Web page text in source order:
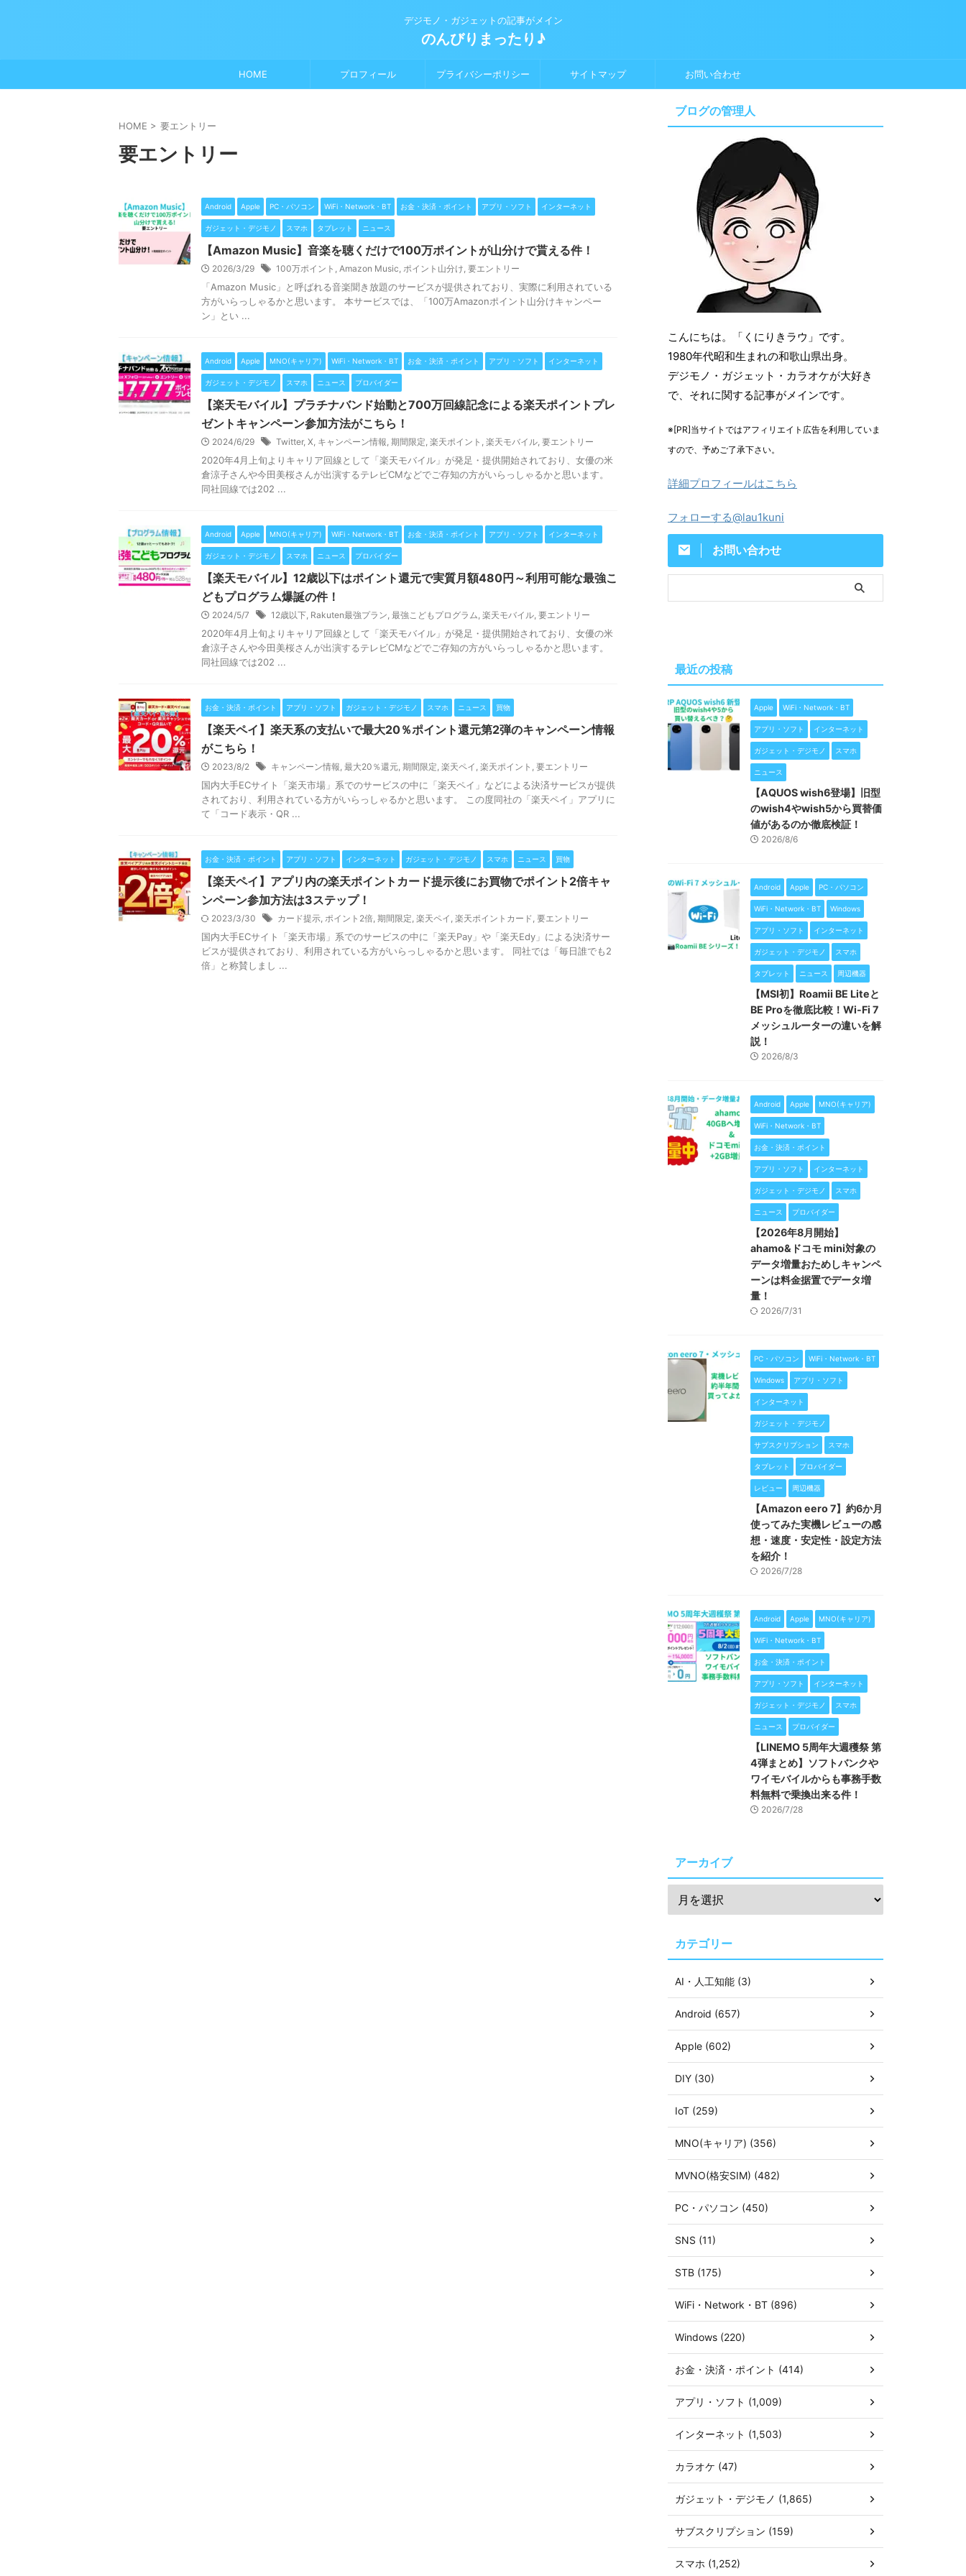
デジモノ・ガジェットの記事がメイン
のんびりまったり♪
HOME プロフィール プライバシーポリシー サイトマップ お問い合わせ
HOME > 要エントリー
要エントリー
Android Apple PC・パソコン WiFi・Network・BT お金・決済・ポイント アプリ・ソフト インターネット
ガジェット・デジモノ スマホ タブレット ニュース
【Amazon Music】音楽を聴くだけで100万ポイントが山分けで貰える件！
2026/3/29 100万ポイント , Amazon Music, ポイント山分け, 要エントリー
「Amazon Music」と呼ばれる音楽聞き放題のサービスが提供されており、実際に利用されている
方がいらっしゃるかと思います。 本サービスでは、「100万Amazonポイント山分けキャンペー
ン」とい ...
Android Apple MNO(キャリア) WiFi・Network・BT お金・決済・ポイント アプリ・ソフト インターネット
ガジェット・デジモノ スマホ ニュース プロバイダー
【楽天モバイル】プラチナバンド始動と700万回線記念による楽天ポイントプレ
ゼントキャンペーン参加方法がこちら！
2024/6/29 Twitter, X, キャンペーン情報, 期間限定, 楽天ポイント , 楽天モバイル, 要エントリー
2020年4月上旬よりキャリア回線として「楽天モバイル」が発足・提供開始されており、女優の米
倉涼子さんや今田美桜さんが出演するテレビCMなどでご存知の方がいらっしゃるかと思います。
同社回線では202 ...
Android Apple MNO(キャリア) WiFi・Network・BT お金・決済・ポイント アプリ・ソフト インターネット
ガジェット・デジモノ スマホ ニュース プロバイダー
【楽天モバイル】12歳以下はポイント還元で実質月額480円～利用可能な最強こ
どもプログラム爆誕の件！
2024/5/7 12歳以下, Rakuten最強プラン, 最強こどもプログラム, 楽天モバイル, 要エントリー
2020年4月上旬よりキャリア回線として「楽天モバイル」が発足・提供開始されており、女優の米
倉涼子さんや今田美桜さんが出演するテレビCMなどでご存知の方がいらっしゃるかと思います。
同社回線では202 ...
お金・決済・ポイント アプリ・ソフト ガジェット・デジモノ スマホ ニュース 買物
【楽天ペイ】楽天系の支払いで最大20％ポイント還元第2弾のキャンペーン情報
がこちら！
2023/8/2 キャンペーン情報, 最大20％還元, 期間限定, 楽天ペイ , 楽天ポイント , 要エントリー
国内大手ECサイト「楽天市場」系でのサービスの中に「楽天ペイ」などによる決済サービスが提供
されており、利用されている方がいらっしゃるかと思います。 この度同社の「楽天ペイ」アプリに
て「コード表示・QR ...
お金・決済・ポイント アプリ・ソフト インターネット ガジェット・デジモノ スマホ ニュース 買物
【楽天ペイ】アプリ内の楽天ポイントカード提示後にお買物でポイント2倍キャ
ンペーン参加方法は3ステップ！
2023/3/30 カード提示, ポイント2倍, 期間限定, 楽天ペイ , 楽天ポイントカード, 要エントリー
国内大手ECサイト「楽天市場」系でのサービスの中に「楽天Pay」や「楽天Edy」による決済サー
ビスが提供されており、利用されている方がいらっしゃるかと思います。 同社では「毎日誰でも2
倍」と称賛しまし ...
ブログの管理人
こんにちは。「くにりきラウ」です。
1980年代昭和生まれの和歌山県出身。
デジモノ・ガジェット・カラオケが大好き
で、それに関する記事がメインです。
※[PR]当サイトではアフィリエイト広告を利用していま
すので、予めご了承下さい。
詳細プロフィールはこちら
フォローする@lau1kuni
お問い合わせ
最近の投稿
Apple WiFi・Network・BT
アプリ・ソフト インターネット
ガジェット・デジモノ スマホ
ニュース
【AQUOS wish6登場】旧型
のwish4やwish5から買替価
値があるのか徹底検証！
2026/8/6
Android Apple PC・パソコン
WiFi・Network・BT Windows
アプリ・ソフト インターネット
ガジェット・デジモノ スマホ
タブレット ニュース 周辺機器
【MSI初】Roamii BE Liteと
BE Proを徹底比較！Wi-Fi 7
メッシュルーターの違いを解
説！
2026/8/3
Android Apple MNO(キャリア)
WiFi・Network・BT
お金・決済・ポイント
アプリ・ソフト インターネット
ガジェット・デジモノ スマホ
ニュース プロバイダー
【2026年8月開始】
ahamo&ドコモ mini対象の
データ増量おためしキャンペ
ーンは料金据置でデータ増
量！
2026/7/31
PC・パソコン WiFi・Network・BT
Windows アプリ・ソフト
インターネット
ガジェット・デジモノ
サブスクリプション スマホ
タブレット プロバイダー
レビュー 周辺機器
【Amazon eero 7】約6か月
使ってみた実機レビューの感
想・速度・安定性・設定方法
を紹介！
2026/7/28
Android Apple MNO(キャリア)
WiFi・Network・BT
お金・決済・ポイント
アプリ・ソフト インターネット
ガジェット・デジモノ スマホ
ニュース プロバイダー
【LINEMO 5周年大週穫祭 第
4弾まとめ】ソフトバンクや
ワイモバイルからも事務手数
料無料で乗換出来る件！
2026/7/28
アーカイブ
カテゴリー
AI・人工知能 (3)
Android (657)
Apple (602)
DIY (30)
IoT (259)
MNO(キャリア) (356)
MVNO(格安SIM) (482)
PC・パソコン (450)
SNS (11)
STB (175)
WiFi・Network・BT (896)
Windows (220)
お金・決済・ポイント (414)
アプリ・ソフト (1,009)
インターネット (1,503)
カラオケ (47)
ガジェット・デジモノ (1,865)
サブスクリプション (159)
スマホ (1,252)